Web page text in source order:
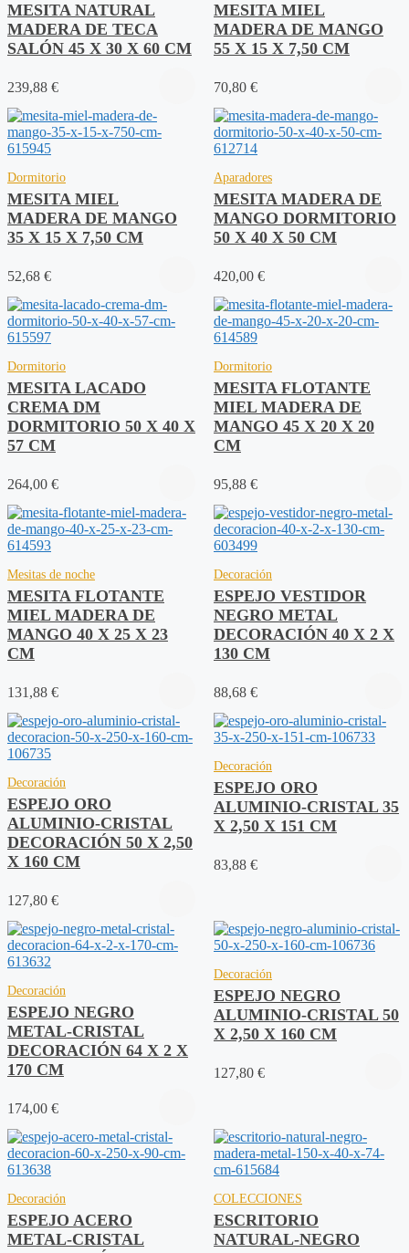
MESITA NATURAL
MADERA DE TECA
SALÓN 45 X 30 X 60 CM
239,88 €
MESITA MIEL
MADERA DE MANGO
55 X 15 X 7,50 CM
70,80 €
Dormitorio
MESITA MIEL
MADERA DE MANGO
35 X 15 X 7,50 CM
52,68 €
Aparadores
MESITA MADERA DE
MANGO DORMITORIO
50 X 40 X 50 CM
420,00 €
Dormitorio
MESITA LACADO
CREMA DM
DORMITORIO 50 X 40 X
57 CM
264,00 €
Dormitorio
MESITA FLOTANTE
MIEL MADERA DE
MANGO 45 X 20 X 20
CM
95,88 €
Mesitas de noche
MESITA FLOTANTE
MIEL MADERA DE
MANGO 40 X 25 X 23
CM
131,88 €
Decoración
ESPEJO VESTIDOR
NEGRO METAL
DECORACIÓN 40 X 2 X
130 CM
88,68 €
Decoración
ESPEJO ORO
ALUMINIO-CRISTAL
DECORACIÓN 50 X 2,50
X 160 CM
127,80 €
Decoración
ESPEJO ORO
ALUMINIO-CRISTAL 35
X 2,50 X 151 CM
83,88 €
Decoración
ESPEJO NEGRO
METAL-CRISTAL
DECORACIÓN 64 X 2 X
170 CM
174,00 €
Decoración
ESPEJO NEGRO
ALUMINIO-CRISTAL 50
X 2,50 X 160 CM
127,80 €
Decoración
ESPEJO ACERO
METAL-CRISTAL
COLECCIONES
ESCRITORIO
NATURAL-NEGRO